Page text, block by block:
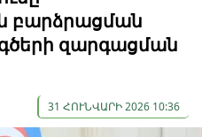
բարձրացման
զարգացման
31 ՀՈՒՆՎԱՐԻ 2026 10:36